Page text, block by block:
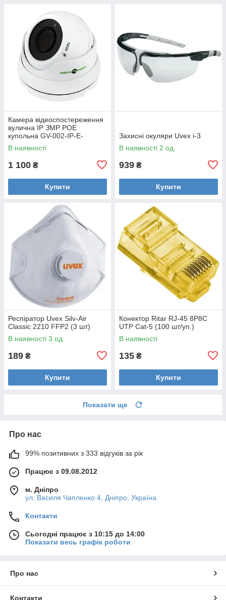
Камера відеоспостереження
вулична IP ЗMP POE
купольна GV-002-IP-E-
DOS24V-30 Уцінка
В наявності
1 100 ₴
Купити
Захисні окуляри Uvex i-3
В наявності 2 од.
939 ₴
Купити
Респіратор Uvex Silv-Air
Classic 2210 FFP2 (3 шт)
В наявності 3 од.
189 ₴
Купити
Конектор Ritar RJ-45 8P8C
UTP Cat-5 (100 шт/уп.)
В наявності
135 ₴
Купити
Показати ще
Про нас
99% позитивних з 333 відгуків за рік
Працює з 09.08.2012
м. Дніпро
ул. Василя Чапленко 4, Дніпро, Україна
Контакти
Сьогодні працює з 10:15 до 14:00
Показати весь графік роботи
Про нас
Контакти